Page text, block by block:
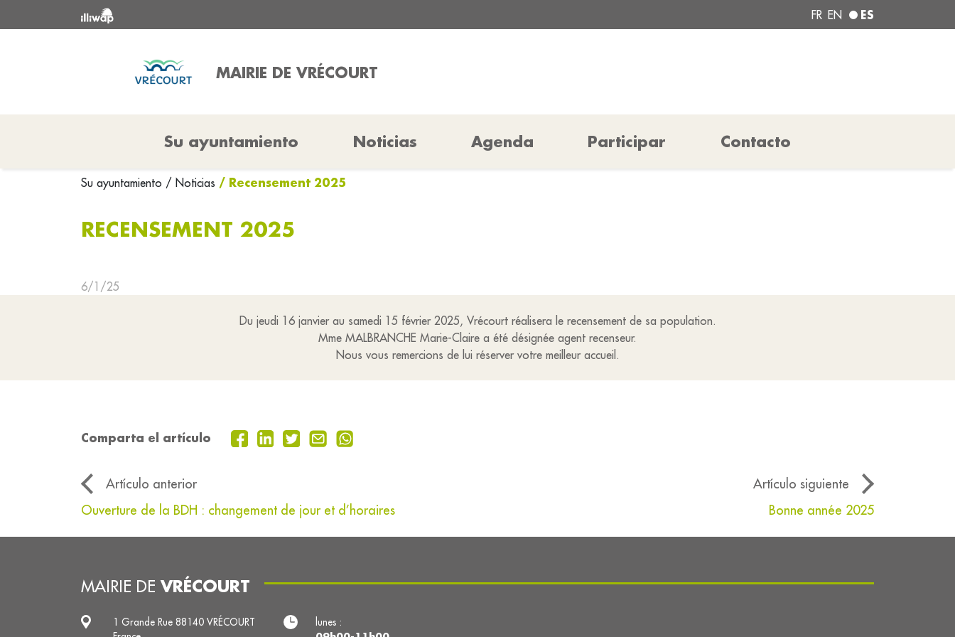
FR EN ES
MAIRIE DE VRÉCOURT
Su ayuntamiento Noticias Agenda Participar Contacto
Su ayuntamiento / Noticias / Recensement 2025
RECENSEMENT 2025
6/1/25
Du jeudi 16 janvier au samedi 15 février 2025, Vrécourt réalisera le recensement de sa population.
Mme MALBRANCHE Marie-Claire a été désignée agent recenseur.
Nous vous remercions de lui réserver votre meilleur accueil.
Comparta el artículo
Artículo anterior
Artículo siguiente
Ouverture de la BDH : changement de jour et d’horaires
Bonne année 2025
MAIRIE DE VRÉCOURT
1 Grande Rue 88140 VRÉCOURT
lunes :